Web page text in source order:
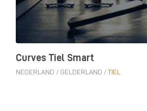
Curves Tiel Smart
NEDERLAND / GELDERLAND / TIEL